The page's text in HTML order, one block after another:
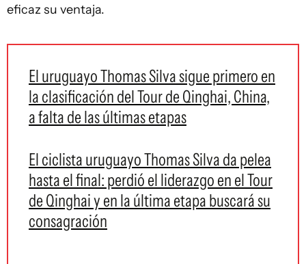
eficaz su ventaja.
El uruguayo Thomas Silva sigue primero en
la clasificación del Tour de Qinghai, China,
a falta de las últimas etapas
El ciclista uruguayo Thomas Silva da pelea
hasta el final: perdió el liderazgo en el Tour
de Qinghai y en la última etapa buscará su
consagración